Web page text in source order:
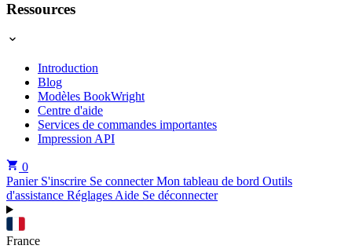
Ressources
Introduction
Blog
Modèles BookWright
Centre d'aide
Services de commandes importantes
Impression API
0
Panier S'inscrire Se connecterMon tableau de bord Outils
d'assistance Réglages Aide Se déconnecter
France